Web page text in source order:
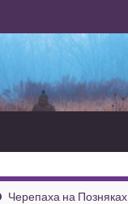
Черепаха на Позняках